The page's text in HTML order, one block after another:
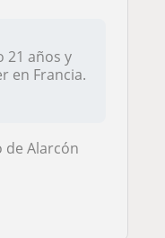
21 años y
en Francia.
de Alarcón